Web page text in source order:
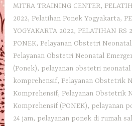
MITRA TRAINING CENTER,
2022, Pelatihan Ponek Yogyakarta,
YOGYAKARTA 2022, PELATIHAN RS
PONEK, Pelayanan Obstetri
Pelayanan Obstetri Neonatal
(Ponek), pelayanan obstetri neonatal
komprehensif, Pelayanan Obstetrik
Komprehensif, Pelayanan Obstetrik
Komprehensif (PONEK), pelayanan
24 jam, pelayanan ponek di rumah